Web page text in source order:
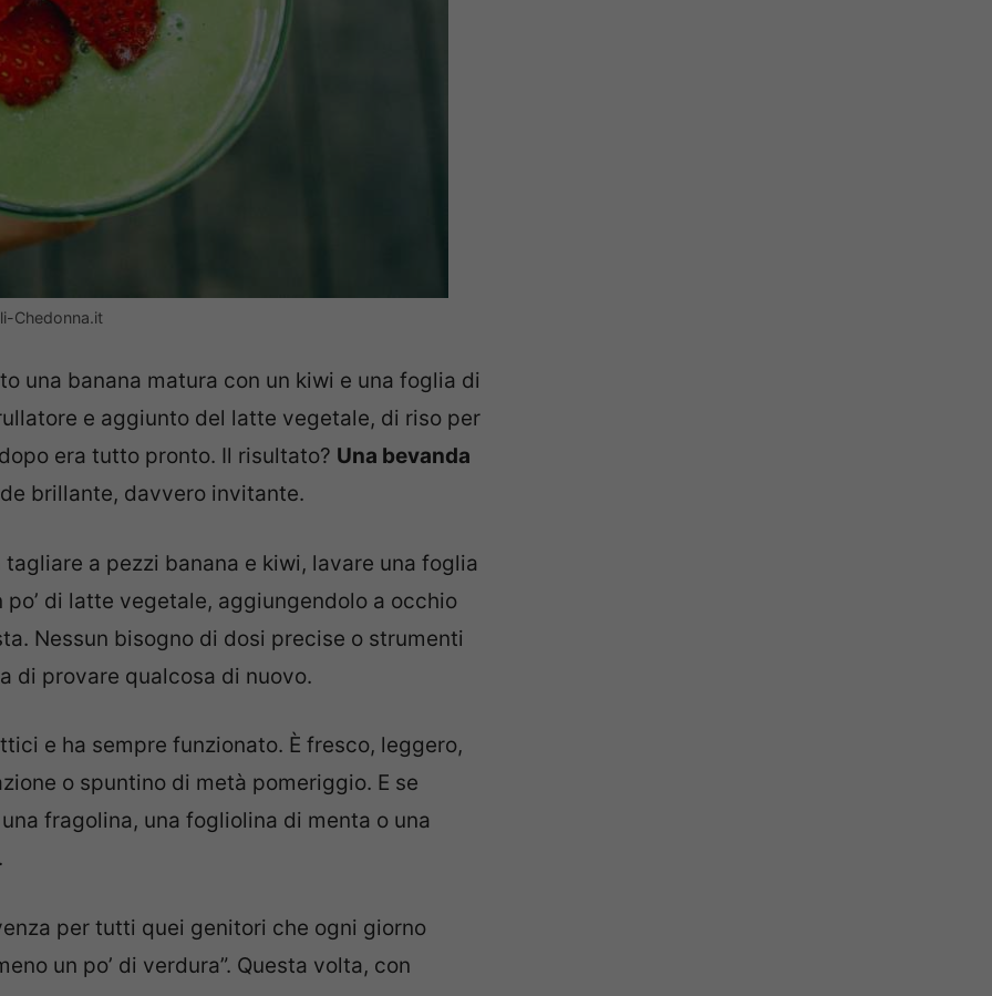
Chedonna.it
una banana matura con un kiwi e una foglia di
e aggiunto del latte vegetale, di riso per
era tutto pronto. Il risultato? Una bevanda
brillante, davvero invitante.
a pezzi banana e kiwi, lavare una foglia
di latte vegetale, aggiungendolo a occhio
Nessun bisogno di dosi precise o strumenti
di provare qualcosa di nuovo.
e ha sempre funzionato. È fresco, leggero,
o spuntino di metà pomeriggio. E se
fragolina, una fogliolina di menta o una
per tutti quei genitori che ogni giorno
un po’ di verdura”. Questa volta, con